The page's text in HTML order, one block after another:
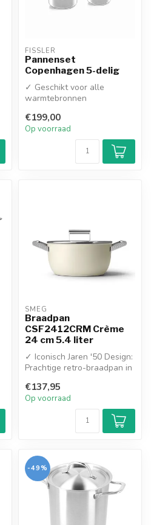
FISSLER
Pannenset
Copenhagen 5-delig
✓ Geschikt voor alle
warmtebronnen
Vaatwasmachinebestendig
€199,00
Op voorraad
SMEG
Braadpan
CSF2412CRM Crème
24 cm 5.4 liter
✓ Iconisch Jaren '50 Design:
Prachtige retro-braadpan in
€137,95
Op voorraad
-49%